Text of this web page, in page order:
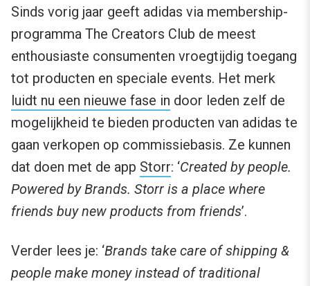
Sinds vorig jaar geeft adidas via membership-
programma The Creators Club de meest
enthousiaste consumenten vroegtijdig toegang
tot producten en speciale events. Het merk
luidt nu een nieuwe fase in door leden zelf de
mogelijkheid te bieden producten van adidas te
gaan verkopen op commissiebasis. Ze kunnen
dat doen met de app Storr: ‘Created by people.
Powered by Brands. Storr is a place where
friends buy new products from friends’.
Verder lees je: ‘Brands take care of shipping &
people make money instead of traditional